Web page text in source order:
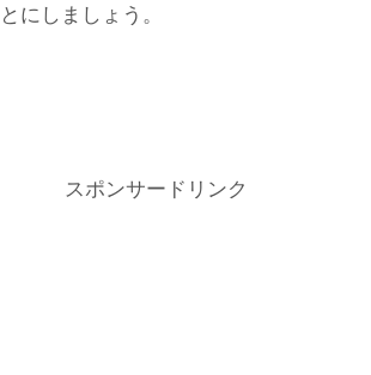
とにしましょう。
スポンサードリンク